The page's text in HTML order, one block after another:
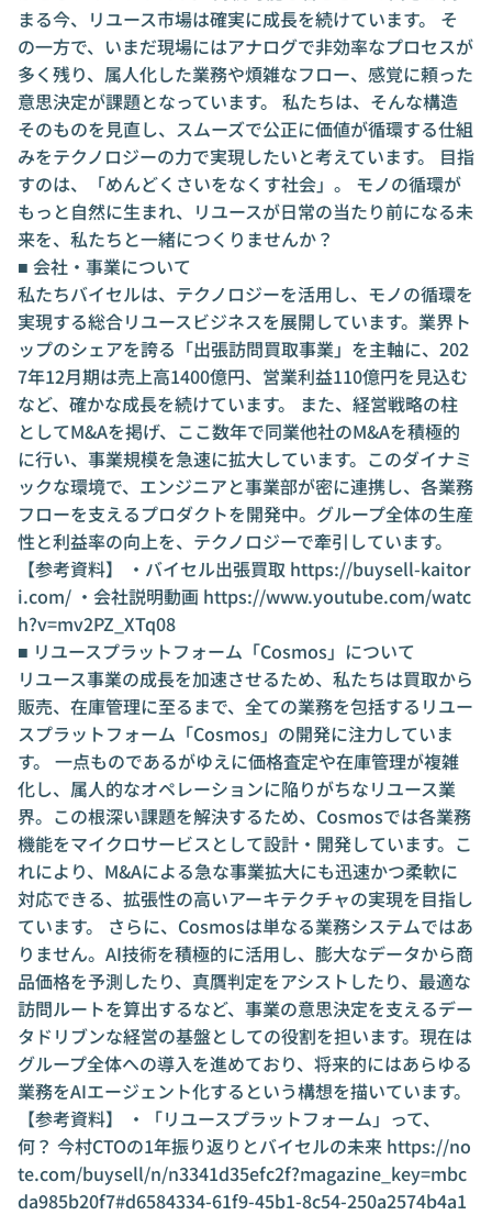
まる今、リユース市場は確実に成長を続けています。 そ
の一方で、いまだ現場にはアナログで非効率なプロセスが
多く残り、属人化した業務や煩雑なフロー、感覚に頼った
意思決定が課題となっています。 私たちは、そんな構造
そのものを見直し、スムーズで公正に価値が循環する仕組
みをテクノロジーの力で実現したいと考えています。 目指
すのは、「めんどくさいをなくす社会」。 モノの循環が
もっと自然に生まれ、リユースが日常の当たり前になる未
来を、私たちと一緒につくりませんか？
■ 会社・事業について
私たちバイセルは、テクノロジーを活用し、モノの循環を
実現する総合リユースビジネスを展開しています。業界ト
ップのシェアを誇る「出張訪問買取事業」を主軸に、202
7年12月期は売上高1400億円、営業利益110億円を見込む
など、確かな成長を続けています。 また、経営戦略の柱
としてM&Aを掲げ、ここ数年で同業他社のM&Aを積極的
に行い、事業規模を急速に拡大しています。このダイナミ
ックな環境で、エンジニアと事業部が密に連携し、各業務
フローを支えるプロダクトを開発中。グループ全体の生産
性と利益率の向上を、テクノロジーで牽引しています。
【参考資料】 ・バイセル出張買取 https://buysell-kaitor
i.com/ ・会社説明動画 https://www.youtube.com/watc
h?v=mv2PZ_XTq08
■ リユースプラットフォーム「Cosmos」について
リユース事業の成長を加速させるため、私たちは買取から
販売、在庫管理に至るまで、全ての業務を包括するリユー
スプラットフォーム「Cosmos」の開発に注力していま
す。 一点ものであるがゆえに価格査定や在庫管理が複雑
化し、属人的なオペレーションに陥りがちなリユース業
界。この根深い課題を解決するため、Cosmosでは各業務
機能をマイクロサービスとして設計・開発しています。こ
れにより、M&Aによる急な事業拡大にも迅速かつ柔軟に
対応できる、拡張性の高いアーキテクチャの実現を目指し
ています。 さらに、Cosmosは単なる業務システムではあ
りません。AI技術を積極的に活用し、膨大なデータから商
品価格を予測したり、真贋判定をアシストしたり、最適な
訪問ルートを算出するなど、事業の意思決定を支えるデー
タドリブンな経営の基盤としての役割を担います。現在は
グループ全体への導入を進めており、将来的にはあらゆる
業務をAIエージェント化するという構想を描いています。
【参考資料】 ・「リユースプラットフォーム」って、
何？ 今村CTOの1年振り返りとバイセルの未来 https://no
te.com/buysell/n/n3341d35efc2f?magazine_key=mbc
da985b20f7#d6584334-61f9-45b1-8c54-250a2574b4a1